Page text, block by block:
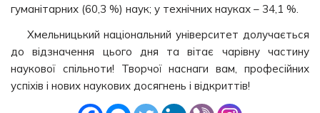
гуманітарних (60,3 %) наук; у технічних науках – 34,1 %.
Хмельницький національний університет долучається
до відзначення цього дня та вітає чарівну частину
наукової спільноти! Творчої наснаги вам, професійних
успіхів і нових наукових досягнень і відкриттів!